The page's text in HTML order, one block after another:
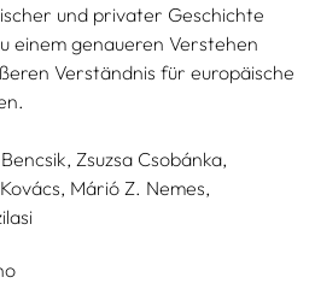
und privater Geschichte
einem genaueren Verstehen
Verständnis für europäische
Zsuzsa Csobánka,
Márió Z. Nemes,